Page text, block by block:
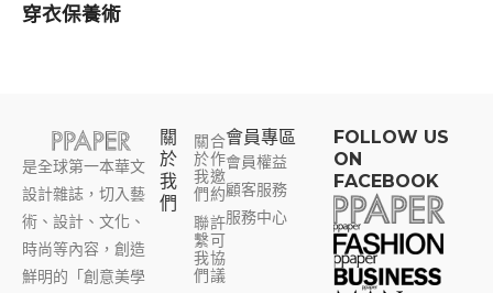
穿衣保養術
是全球第一本華文
設計雜誌，切入藝
術、設計、文化、
時尚等內容，創造
鮮明的「創意美學
關
於
我
們
關
於
我
們
聯
繫
我
們
合
作
邀
約
許
可
協
議
會員專區​
會員權益
顧客服務
服務中心
FOLLOW US
ON
FACEBOOK